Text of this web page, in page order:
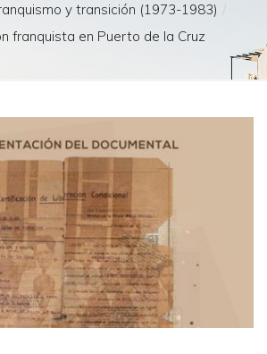
y transición (1973-1983)
franquista en Puerto de la Cruz